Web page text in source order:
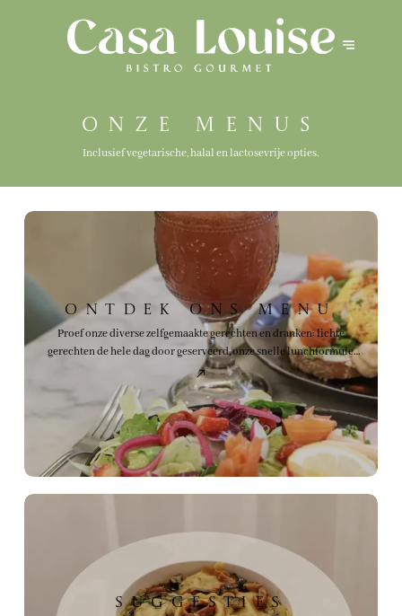
Onze menus
Inclusief vegetarische, halal en lactosevrije opties.
Ontdek ons menu
Proef onze diverse zelfgemaakte gerechten en dranken: lichte
gerechten de hele dag door geserveerd, onze snelle lunchformule,
onze brunchmenu's in het weekend, een verscheidenheid aan
lekkernijen en warme en koude dranken!
Suggesties